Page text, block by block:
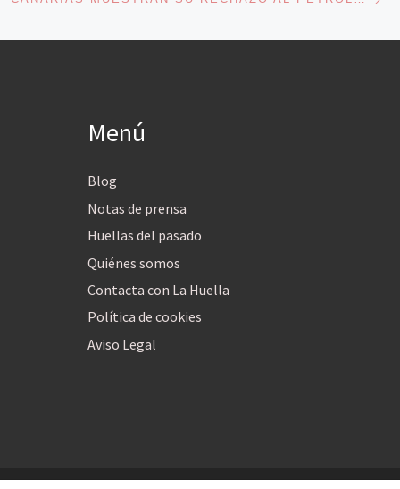
Menú
Blog
Notas de prensa
Huellas del pasado
Quiénes somos
Contacta con La Huella
Política de cookies
Aviso Legal